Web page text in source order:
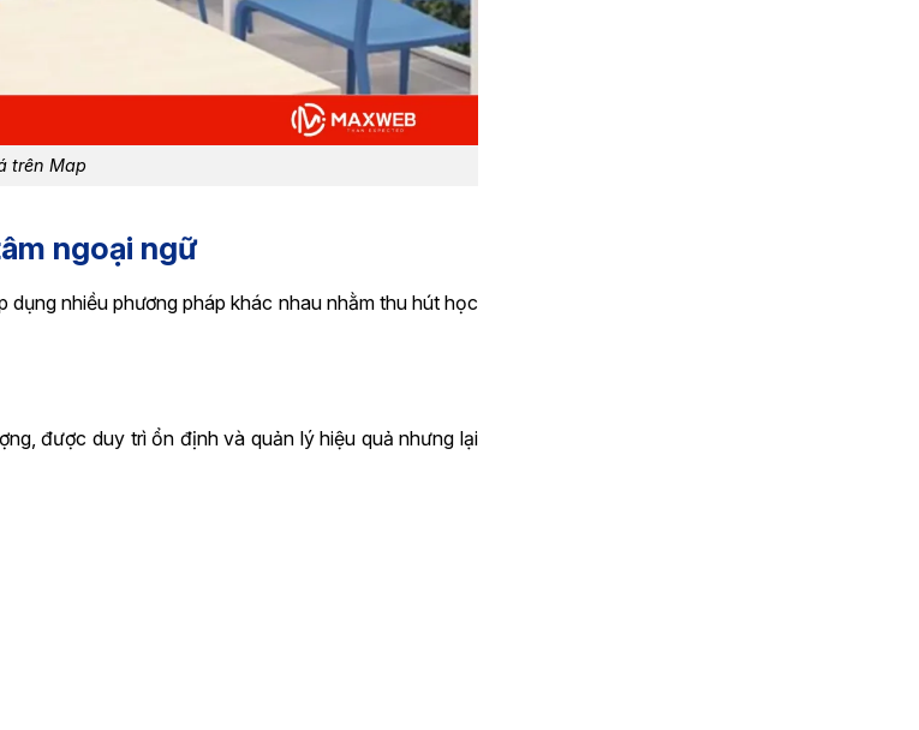
trên Map
ngoại ngữ
nhiều phương pháp khác nhau nhằm thu hút học
được duy trì ổn định và quản lý hiệu quả nhưng lại